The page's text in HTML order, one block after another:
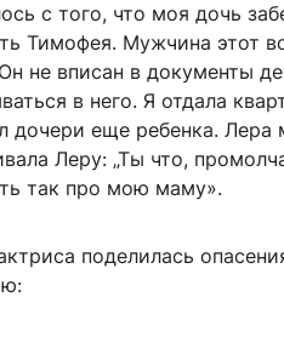
с того, что моя дочь
Тимофея. Мужчина этот
не вписан в документы
в него. Я отдала
дочери еще ребенка.
Леру: „Ты что,
так про мою маму».
поделилась